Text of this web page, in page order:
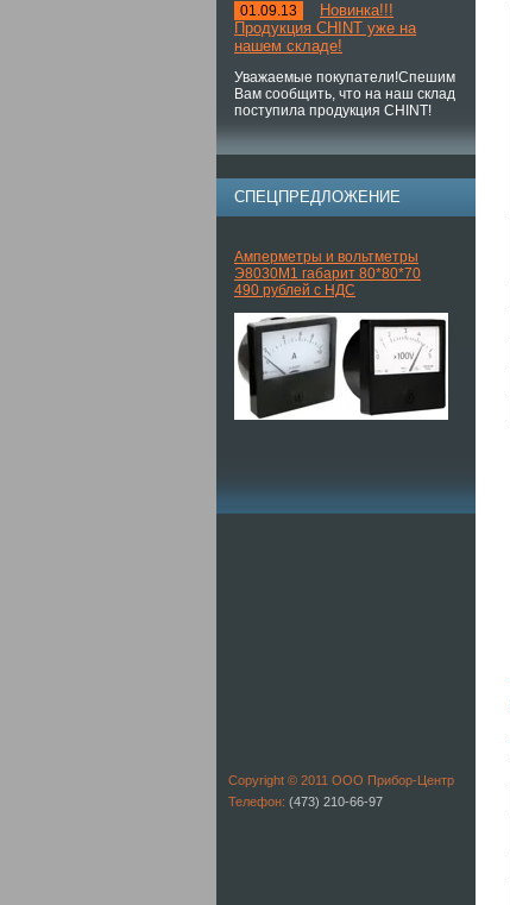
01.09.13
Новинка!!!
Продукция CHINT уже на
нашем складе!
Уважаемые покупатели!Спешим
Вам сообщить, что на наш склад
поступила продукция CHINT!
СПЕЦПРЕДЛОЖЕНИЕ
Амперметры и вольтметры
Э8030М1 габарит 80*80*70
490 рублей с НДС
Copyright © 2011 ООО Прибор-Центр
Телефон: (473) 210-66-97